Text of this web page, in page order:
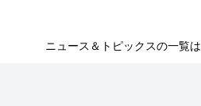
ニュース＆トピックスの一覧は